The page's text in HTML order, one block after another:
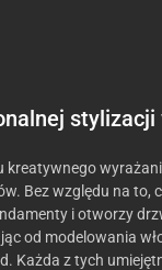
stylizacji
Bez względu na
i otworzy
od modelowania
Każda z tych